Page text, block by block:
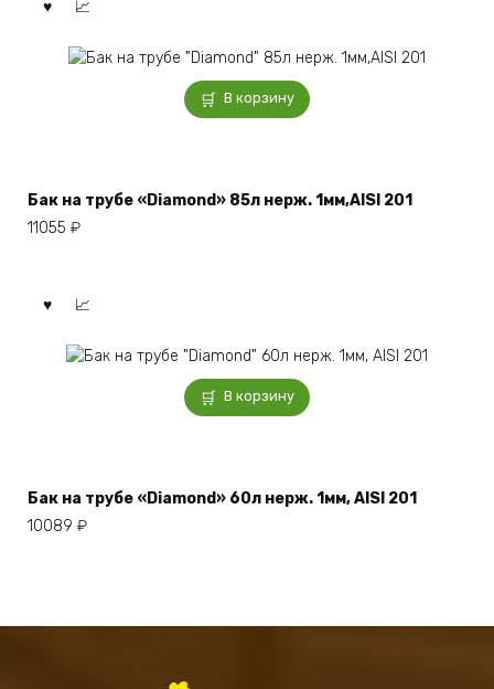
В корзину
Бак на трубе «Diamond» 85л нерж. 1мм,AISI 201
11055 ₽
В корзину
Бак на трубе «Diamond» 60л нерж. 1мм, AISI 201
10089 ₽